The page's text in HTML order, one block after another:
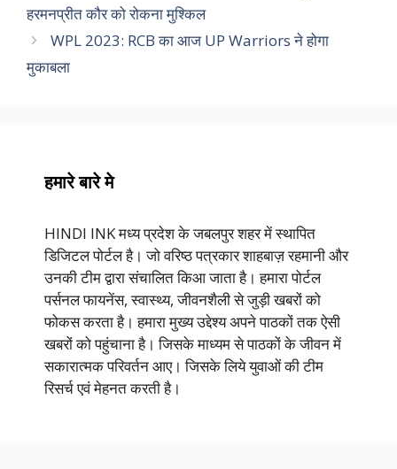
हरमनप्रीत कौर को रोकना मुश्किल
WPL 2023: RCB का आज UP Warriors ने होगा
मुकाबला
हमारे बारे मे
HINDI INK मध्य प्रदेश के जबलपुर शहर में स्थापित
डिजिटल पोर्टल है। जो वरिष्ठ पत्रकार शाहबाज़ रहमानी और
उनकी टीम द्वारा संचालित किआ जाता है। हमारा पोर्टल
पर्सनल फायनेंस, स्वास्थ्य, जीवनशैली से जुड़ी खबरों को
फोकस करता है। हमारा मुख्य उद्देश्य अपने पाठकों तक ऐसी
खबरों को पहुंचाना है। जिसके माध्यम से पाठकों के जीवन में
सकारात्मक परिवर्तन आए। जिसके लिये युवाओं की टीम
रिसर्च एवं मेहनत करती है।